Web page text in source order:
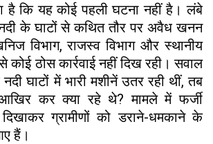
है कि यह कोई पहली घटना नहीं है। लंबे
के घाटों से कथित तौर पर अवैध खनन
विभाग, राजस्व विभाग और स्थानीय
ठोस कार्रवाई नहीं दिख रही। सवाल
घाटों में भारी मशीनें उतर रही थीं, तब
आखिर कर क्या रहे थे? मामले में फर्जी
दिखाकर ग्रामीणों को डराने-धमकाने के
हैं।